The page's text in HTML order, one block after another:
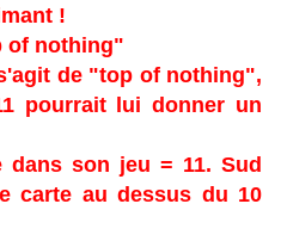
!
of nothing"
de "top of nothing",
pourrait lui donner un
son jeu = 11. Sud
carte au dessus du 10